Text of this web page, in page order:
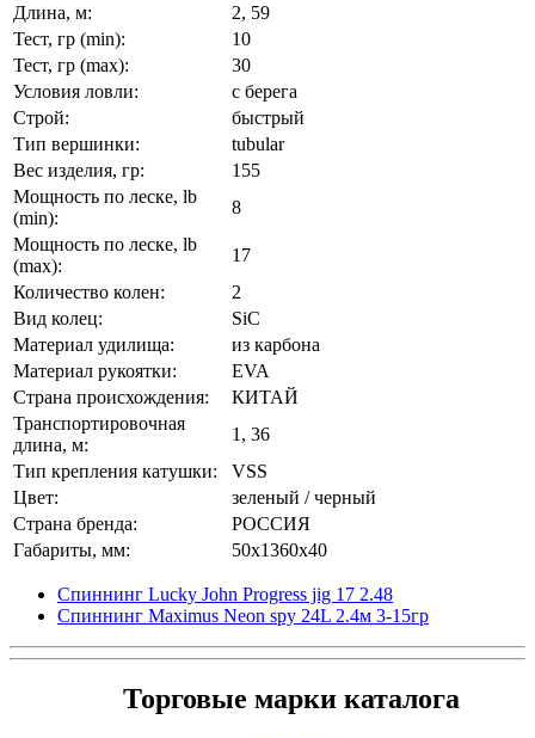
Длина, м:
2, 59
Тест, гр (min):
10
Тест, гр (max):
30
Условия ловли:
с берега
Строй:
быстрый
Тип вершинки:
tubular
Вес изделия, гр:
155
Мощность по леске, lb
(min):
8
Мощность по леске, lb
(max):
17
Количество колен:
2
Вид колец:
SiC
Материал удилища:
из карбона
Материал рукоятки:
EVA
Страна происхождения:
КИТАЙ
Транспортировочная
длина, м:
1, 36
Тип крепления катушки:
VSS
Цвет:
зеленый / черный
Страна бренда:
РОССИЯ
Габариты, мм:
50x1360x40
Спиннинг Lucky John Progress jig 17 2.48
Спиннинг Maximus Neon spy 24L 2.4м 3-15гр
Торговые марки каталога